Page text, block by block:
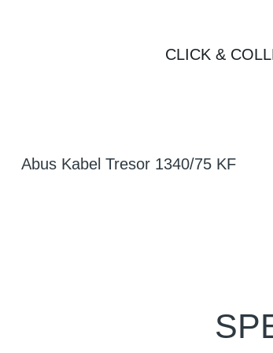
CLICK &
Abus Kabel Tresor 1340/75 KF